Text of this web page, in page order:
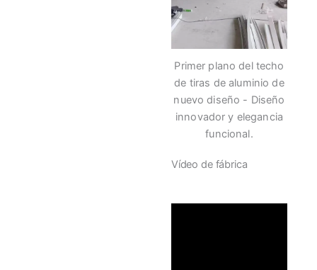
Primer plano del techo
de tiras de aluminio de
nuevo diseño - Diseño
innovador y elegancia
funcional.
Vídeo de fábrica